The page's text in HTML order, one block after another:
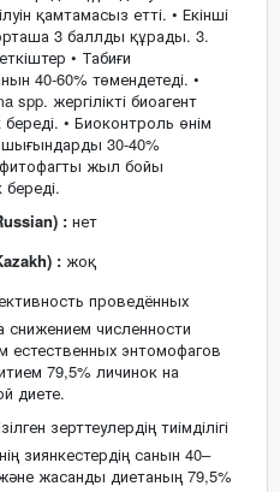
қамтамасыз етті. • Екінші
3 баллды құрады. 3.
• Табиғи
40-60% төмендетеді. •
spp. жергілікті биоагент
береді. • Биоконтроль өнім
30-40%
жыл бойы
береді.
: нет
: жоқ
проведённых
численности
естественных энтомофагов
79,5% личинок на
диете.
зерттеулердің тиімділігі
зиянкестердің санын 40–
жасанды диетаның 79,5%